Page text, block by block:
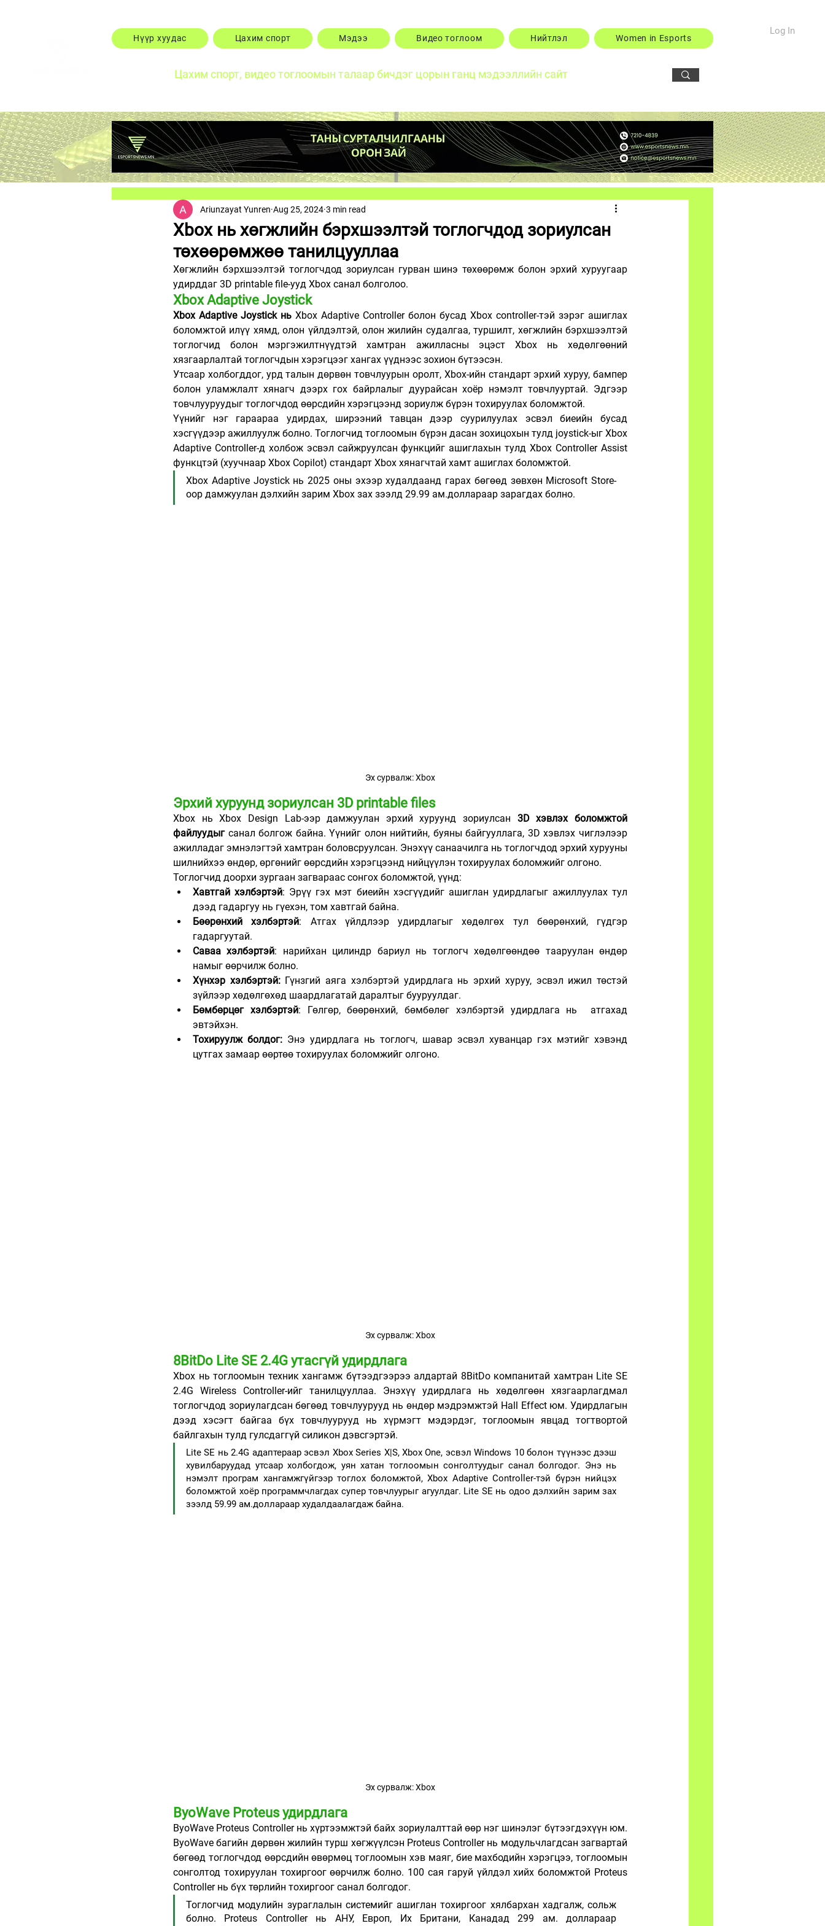
Нүүр хуудас Цахим спорт Мэдээ Видео тоглоом Нийтлэл Women in Esports
Log In
Цахим спорт, видео тоглоомын талаар бичдэг цорын ганц мэдээллийн сайт
Xbox нь хөгжлийн бэрхшээлтэй тоглогчдод зориулсан
төхөөрөмжөө танилцууллаа
Ariunzayat Yunren Aug 25, 2024 3 min read
Хөгжлийн бэрхшээлтэй тоглогчдод зориулсан гурван шинэ төхөөрөмж болон эрхий хуруугаар
удирддаг 3D printable file-ууд Xbox санал болголоо.
Xbox Adaptive Joystick
Xbox Adaptive Joystick нь Xbox Adaptive Controller болон бусад Xbox controller-тэй зэрэг ашиглах
боломжтой илүү хямд, олон үйлдэлтэй, олон жилийн судалгаа, туршилт, хөгжлийн бэрхшээлтэй
тоглогчид болон мэргэжилтнүүдтэй хамтран ажилласны эцэст Xbox нь хөдөлгөөний
хязгаарлалтай тоглогчдын хэрэгцээг хангах үүднээс зохион бүтээсэн.
Утсаар холбогддог, урд талын дөрвөн товчлуурын оролт, Xbox-ийн стандарт эрхий хуруу, бампер
болон уламжлалт хянагч дээрх гох байрлалыг дуурайсан хоёр нэмэлт товчлууртай. Эдгээр
товчлууруудыг тоглогчдод өөрсдийн хэрэгцээнд зориулж бүрэн тохируулах боломжтой.
Үүнийг нэг гараараа удирдах, ширээний тавцан дээр суурилуулах эсвэл биеийн бусад
хэсгүүдээр ажиллуулж болно. Тоглогчид тоглоомын бүрэн дасан зохицохын тулд joystick-ыг Xbox
Adaptive Controller-д холбож эсвэл сайжруулсан функцийг ашиглахын тулд Xbox Controller Assist
функцтэй (хуучнаар Xbox Copilot) стандарт Xbox хянагчтай хамт ашиглах боломжтой.
Xbox Adaptive Joystick нь 2025 оны эхээр худалдаанд гарах бөгөөд зөвхөн Microsoft Store-
оор дамжуулан дэлхийн зарим Xbox зах зээлд 29.99 ам.доллараар зарагдах болно.
Эх сурвалж: Xbox
Эрхий хуруунд зориулсан 3D printable files
Xbox нь Xbox Design Lab-ээр дамжуулан эрхий хуруунд зориулсан
3D хэвлэх боломжтой
файлуудыг санал болгож байна. Үүнийг олон нийтийн, буяны байгууллага, 3D хэвлэх чиглэлээр
ажилладаг эмнэлэгтэй хамтран боловсруулсан. Энэхүү санаачилга нь тоглогчдод эрхий хурууны
шилнийхээ өндөр, өргөнийг өөрсдийн хэрэгцээнд нийцүүлэн тохируулах боломжийг олгоно.
Тоглогчид доорхи зургаан загвараас сонгох боломжтой, үүнд:
Хавтгай хэлбэртэй: Эрүү гэх мэт биеийн хэсгүүдийг ашиглан удирдлагыг ажиллуулах тул
дээд гадаргуу нь гүехэн, том хавтгай байна.
Бөөрөнхий хэлбэртэй: Атгах үйлдлээр удирдлагыг хөдөлгөх тул бөөрөнхий, гүдгэр
гадаргуутай.
Саваа хэлбэртэй: нарийхан цилиндр бариул нь тоглогч хөдөлгөөндөө тааруулан өндөр
намыг өөрчилж болно.
Хүнхэр хэлбэртэй: Гүнзгий аяга хэлбэртэй удирдлага нь эрхий хуруу, эсвэл ижил төстэй
зүйлээр хөдөлгөхөд шаардлагатай даралтыг бууруулдаг.
Бөмбөрцөг хэлбэртэй: Гөлгөр, бөөрөнхий, бөмбөлөг хэлбэртэй удирдлага нь  атгахад
эвтэйхэн.
Тохируулж болдог: Энэ удирдлага нь тоглогч, шавар эсвэл хуванцар гэх мэтийг хэвэнд
цутгах замаар өөртөө тохируулах боломжийг олгоно.
Эх сурвалж: Xbox
8BitDo Lite SE 2.4G утасгүй удирдлага
Xbox нь тоглоомын техник хангамж бүтээдгээрээ алдартай 8BitDo компанитай хамтран Lite SE
2.4G Wireless Controller-ийг танилцууллаа. Энэхүү удирдлага нь хөдөлгөөн хязгаарлагдмал
тоглогчдод зориулагдсан бөгөөд товчлуурууд нь өндөр мэдрэмжтэй Hall Effect юм. Удирдлагын
дээд хэсэгт байгаа бүх товчлуурууд нь хүрмэгт мэдэрдэг, тоглоомын явцад тогтвортой
байлгахын тулд гулсдаггүй силикон дэвсгэртэй.
Lite SE нь 2.4G адаптераар эсвэл Xbox Series X|S, Xbox One, эсвэл Windows 10 болон түүнээс дээш
хувилбаруудад утсаар холбогдож, уян хатан тоглоомын сонголтуудыг санал болгодог. Энэ нь
нэмэлт програм хангамжгүйгээр тоглох боломжтой, Xbox Adaptive Controller-тэй бүрэн нийцэх
боломжтой хоёр программчлагдах супер товчлуурыг агуулдаг. Lite SE нь одоо дэлхийн зарим зах
зээлд 59.99 ам.доллараар худалдаалагдаж байна.
Эх сурвалж: Xbox
ByoWave Proteus удирдлага
ByoWave Proteus Controller нь хүртээмжтэй байх зориулалттай өөр нэг шинэлэг бүтээгдэхүүн юм.
ByoWave багийн дөрвөн жилийн турш хөгжүүлсэн Proteus Controller нь модульчлагдсан загвартай
бөгөөд тоглогчдод өөрсдийн өвөрмөц тоглоомын хэв маяг, бие махбодийн хэрэгцээ, тоглоомын
сонголтод тохируулан тохиргоог өөрчилж болно. 100 сая гаруй үйлдэл хийх боломжтой Proteus
Controller нь бүх төрлийн тохиргоог санал болгодог.
Тоглогчид модулийн зураглалын системийг ашиглан тохиргоог хялбархан хадгалж, сольж
болно. Proteus Controller нь АНУ, Европ, Их Британи, Канадад 299 ам. доллараар